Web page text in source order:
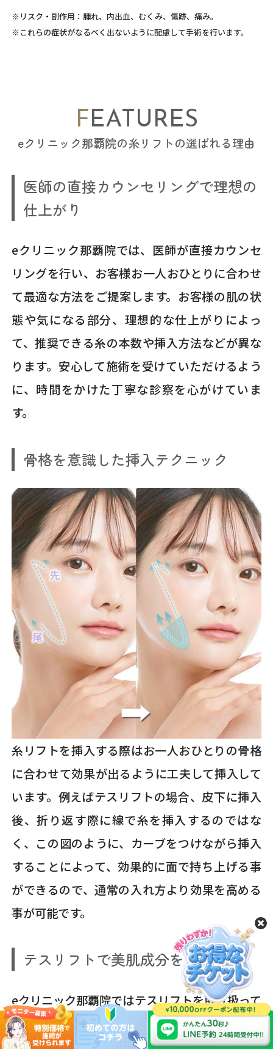
※リスク・副作用：腫れ、内出血、むくみ、傷跡、痛み。
※これらの症状がなるべく出ないように配慮して手術を行います。
FEATURES
eクリニック那覇院の糸リフトの選ばれる理由
医師の直接カウンセリングで理想の
仕上がり
eクリニック那覇院では、医師が直接カウンセ
リングを行い、お客様お一人おひとりに合わせ
て最適な方法をご提案します。お客様の肌の状
態や気になる部分、理想的な仕上がりによっ
て、推奨できる糸の本数や挿入方法などが異な
ります。安心して施術を受けていただけるよう
に、時間をかけた丁寧な診察を心がけていま
す。
骨格を意識した挿入テクニック
糸リフトを挿入する際はお一人おひとりの骨格
に合わせて効果が出るように工夫して挿入して
います。例えばテスリフトの場合、皮下に挿入
後、折り返す際に線で糸を挿入するのではな
く、この図のように、カーブをつけながら挿入
することによって、効果的に面で持ち上げる事
ができるので、通常の入れ方より効果を高める
事が可能です。
テスリフトで美肌成分を生成
eクリニック那覇院ではテスリフトを取り扱って
います。テスリフトで使用される糸は、バーブ